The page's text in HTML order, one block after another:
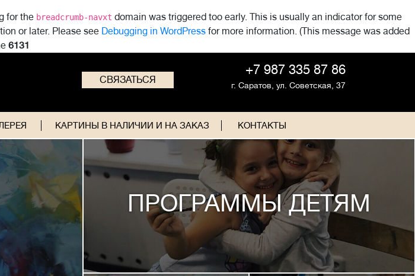
for the breadcrumb-navxt domain was triggered too early. This is usually an indicator for some
or later. Please see Debugging in WordPress for more information. (This message was added
6131
СВЯЗАТЬСЯ
+7 987 335 87 86
г. Саратов, ул. Советская, 37
КАРТИНЫ В НАЛИЧИИ И НА ЗАКАЗ КОНТАКТЫ
ПРОГРАММЫ ДЕТЯМ